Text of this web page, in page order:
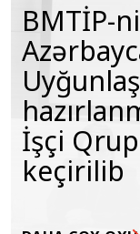
BMTİP-
İşçi
keçirilib